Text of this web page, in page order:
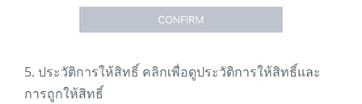
5. ประวัติการให้สิทธิ์ คลิกเพื่อดูประวัติการให้สิทธิ์และ
การถูกให้สิทธิ์